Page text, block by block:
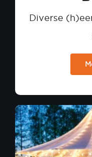
Diverse